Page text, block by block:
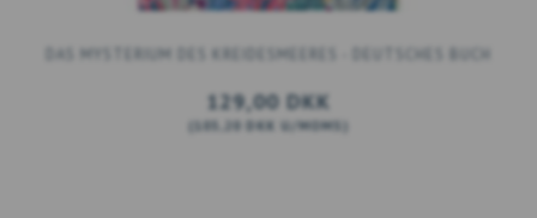
DAS MYSTERIUM DES KREIDESMEERES - DEUTSCHES BUCH
129,00 DKK
103,20 DKK U/MOMS